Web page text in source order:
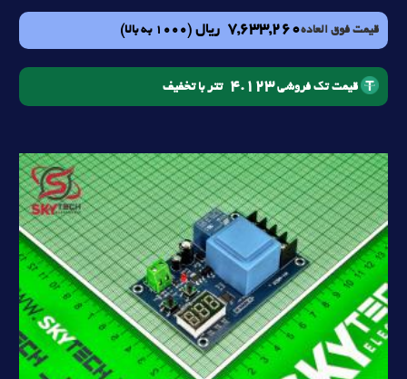
قیمت فوق العاده7,633,260 ریال (1000 به بالا)
قیمت تک فروشی4.123 تتر با تخفیف